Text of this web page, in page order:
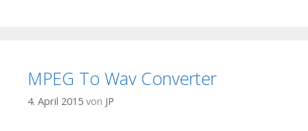
MPEG To Wav Converter
4. April 2015 von JP